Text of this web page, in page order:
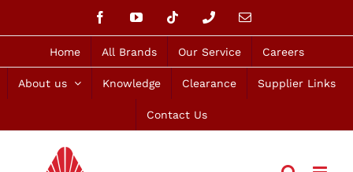
FacebookYouTube Tiktok PhoneEmail
Home All Brands Our Service Careers
About us Knowledge Clearance Supplier Links
Contact Us